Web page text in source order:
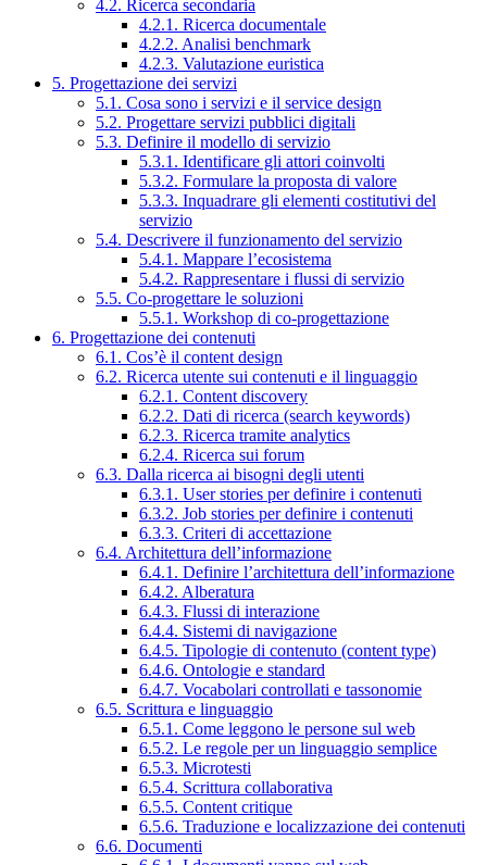
4.2. Ricerca secondaria
4.2.1. Ricerca documentale
4.2.2. Analisi benchmark
4.2.3. Valutazione euristica
5. Progettazione dei servizi
5.1. Cosa sono i servizi e il service design
5.2. Progettare servizi pubblici digitali
5.3. Definire il modello di servizio
5.3.1. Identificare gli attori coinvolti
5.3.2. Formulare la proposta di valore
5.3.3. Inquadrare gli elementi costitutivi del
servizio
5.4. Descrivere il funzionamento del servizio
5.4.1. Mappare l’ecosistema
5.4.2. Rappresentare i flussi di servizio
5.5. Co-progettare le soluzioni
5.5.1. Workshop di co-progettazione
6. Progettazione dei contenuti
6.1. Cos’è il content design
6.2. Ricerca utente sui contenuti e il linguaggio
6.2.1. Content discovery
6.2.2. Dati di ricerca (search keywords)
6.2.3. Ricerca tramite analytics
6.2.4. Ricerca sui forum
6.3. Dalla ricerca ai bisogni degli utenti
6.3.1. User stories per definire i contenuti
6.3.2. Job stories per definire i contenuti
6.3.3. Criteri di accettazione
6.4. Architettura dell’informazione
6.4.1. Definire l’architettura dell’informazione
6.4.2. Alberatura
6.4.3. Flussi di interazione
6.4.4. Sistemi di navigazione
6.4.5. Tipologie di contenuto (content type)
6.4.6. Ontologie e standard
6.4.7. Vocabolari controllati e tassonomie
6.5. Scrittura e linguaggio
6.5.1. Come leggono le persone sul web
6.5.2. Le regole per un linguaggio semplice
6.5.3. Microtesti
6.5.4. Scrittura collaborativa
6.5.5. Content critique
6.5.6. Traduzione e localizzazione dei contenuti
6.6. Documenti